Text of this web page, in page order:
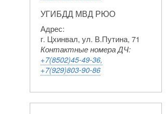
УГИБДД МВД РЮО
Адрес:
г. Цхинвал, ул. В.Путина, 71
Контактные номера ДЧ:
+7(8502)45-49-36,
+7(929)803-90-86